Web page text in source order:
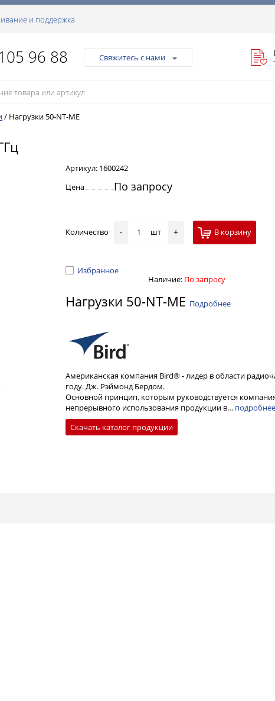
и поддержка
96 88 Свяжитесь с нами
/ Нагрузки 50-NT-ME
Артикул: 1600242
Цена
По запросу
Количество - шт + В корзину
Избранное
Наличие: По запросу
Нагрузки 50-NT-ME Подробнее
Американская компания Bird® - лидер в области
году. Дж. Рэймонд Бердом.
Основной принцип, которым руководствуется
непрерывного использования продукции в… подробнее
Скачать каталог продукции